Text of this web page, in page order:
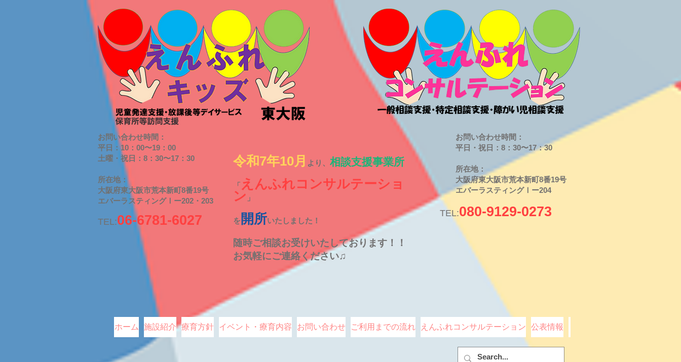
お問い合わせ時間：
平日：10：00〜19：00
​土曜・祝日：8：30〜17：30
​所在地：
大阪府東大阪市荒本新町8番19号
​エバーラスティングⅠー202・203
TEL:06-6781-6027
令和7年10月 より、 相談支援事業所
「 えんふれコンサルテーショ
ン 」
を 開所いたしました！
随時ご相談お受けいたしております！！
お気軽にご連絡ください♫
お問い合わせ時間：
平日・祝日：8：30〜17：30
​所在地：
大阪府東大阪市荒本新町8番19号
​エバーラスティングⅠー204
TEL:080-9129-0273
ホーム 施設紹介 療育方針 イベント・療育内容 お問い合わせ ご利用までの流れ えんふれコンサルテーション 公表情報